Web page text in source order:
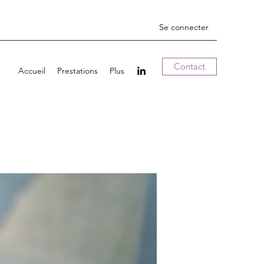
Se connecter
Accueil Prestations Plus Contact